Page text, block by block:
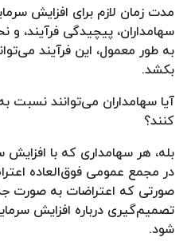
مدت زمان لازم برای افزایش
سهامداران، پیچیدگی فرآیند،
به طور معمول، این فرآیند
بکشد.
آیا سهامداران می‌توانند نسبت
کنند؟
بله، هر سهامداری که با
در مجمع عمومی فوق‌العاده
صورتی که اعتراضات به صورت
تصمیم‌گیری درباره افزایش
شود.